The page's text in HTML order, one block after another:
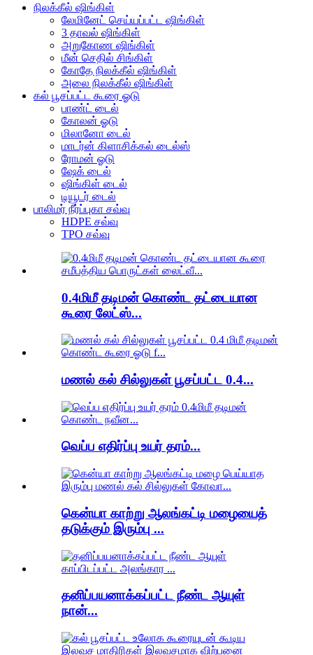
நிலக்கீல் ஷிங்கிள்
லேமினேட் செய்யப்பட்ட ஷிங்கிள்
3 தாவல் ஷிங்கிள்
அறுகோண ஷிங்கிள்
மீன் செதில் சிங்கிள்
கோதே நிலக்கீல் ஷிங்கிள்
அலை நிலக்கீல் ஷிங்கிள்
கல் பூசப்பட்ட கூரை ஓடு
பாண்ட் டைல்
கோலன் ஓடு
மிலானோ டைல்
மாடர்ன் கிளாசிக்கல் டைல்ஸ்
ரோமன் ஓடு
ஷேக் டைல்
ஷிங்கிள் டைல்
டியூடர் டைல்
பாலிமர் நீர்ப்புகா சவ்வு
HDPE சவ்வு
TPO சவ்வு
0.4மிமீ தடிமன் கொண்ட தட்டையான
கூரை லேட்ஸ்...
மணல் கல் சில்லுகள் பூசப்பட்ட 0.4...
வெப்ப எதிர்ப்பு உயர் தரம்...
கென்யா காற்று ஆலங்கட்டி மழையைத்
தடுக்கும் இரும்பு ...
தனிப்பயனாக்கப்பட்ட நீண்ட ஆயுள்
நான்...